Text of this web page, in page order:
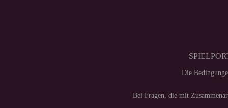
Die
Bei Fragen, die mit